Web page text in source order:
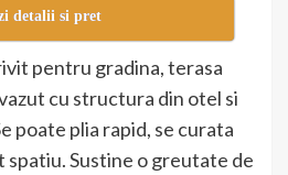
detalii si pret
pentru gradina, terasa
cu structura din otel si
poate plia rapid, se curata
spatiu. Sustine o greutate de